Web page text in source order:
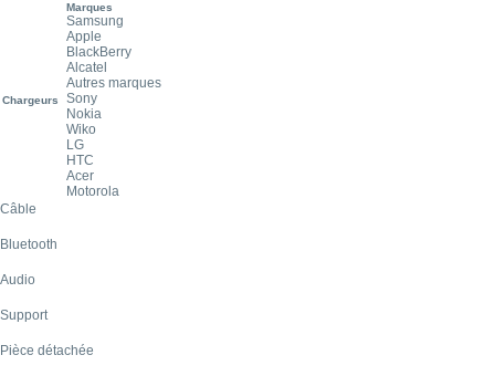
Chargeurs
Marques
Samsung
Apple
BlackBerry
Alcatel
Autres marques
Sony
Nokia
Wiko
LG
HTC
Acer
Motorola
Câble
Bluetooth
Audio
Support
Pièce détachée